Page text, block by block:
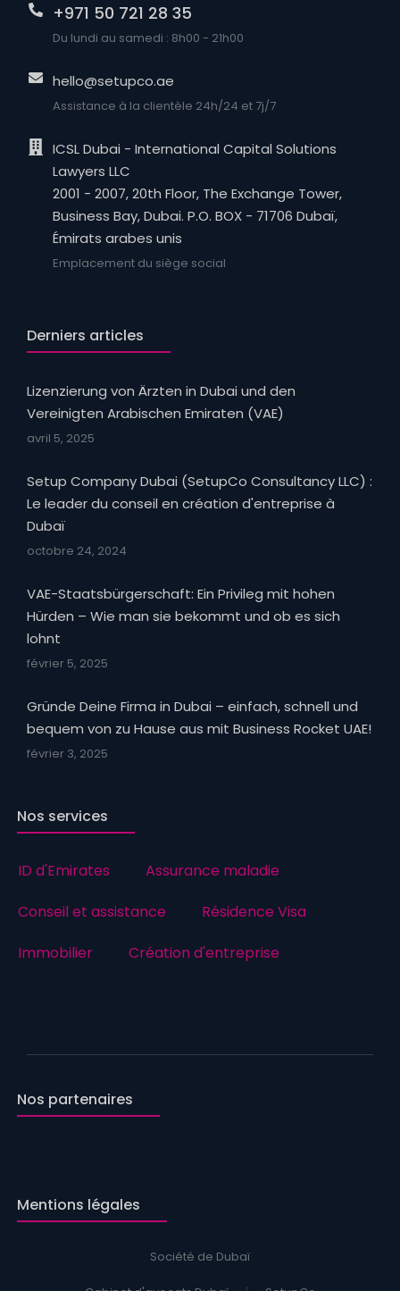
+971 50 721 28 35
Du lundi au samedi : 8h00 - 21h00
hello@setupco.ae
Assistance à la clientèle 24h/24 et 7j/7
ICSL Dubai - International Capital Solutions
Lawyers LLC
2001 - 2007, 20th Floor, The Exchange Tower,
Business Bay, Dubai. P.O. BOX - 71706 Dubaï,
Émirats arabes unis
Emplacement du siège social
Derniers articles
Lizenzierung von Ärzten in Dubai und den
Vereinigten Arabischen Emiraten (VAE)
avril 5, 2025
Setup Company Dubai (SetupCo Consultancy LLC) :
Le leader du conseil en création d'entreprise à
Dubaï
octobre 24, 2024
VAE-Staatsbürgerschaft: Ein Privileg mit hohen
Hürden – Wie man sie bekommt und ob es sich
lohnt
février 5, 2025
Gründe Deine Firma in Dubai – einfach, schnell und
bequem von zu Hause aus mit Business Rocket UAE!
février 3, 2025
Nos services
ID d'Emirates
Assurance maladie
Conseil et assistance
Résidence Visa
Immobilier
Création d'entreprise
Nos partenaires
Mentions légales
Société de Dubaï